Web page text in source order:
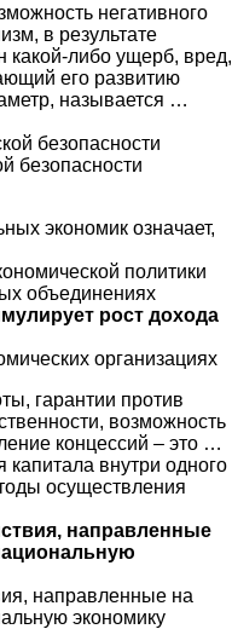
негативного
в результате
какой-либо ущерб, вред,
его развитию
называется …
безопасности
безопасности
экономик означает,
политики
объединениях
рост дохода
организациях
гарантии против
возможность
концессий – это …
внутри одного
осуществления
направленные
направленные на
экономику